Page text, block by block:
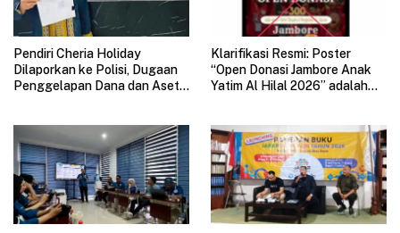
Pendiri Cheria Holiday
Dilaporkan ke Polisi, Dugaan
Penggelapan Dana dan Aset
Klarifikasi Resmi: Poster
“Open Donasi Jambore Anak
Yatim Al Hilal 2026” adalah